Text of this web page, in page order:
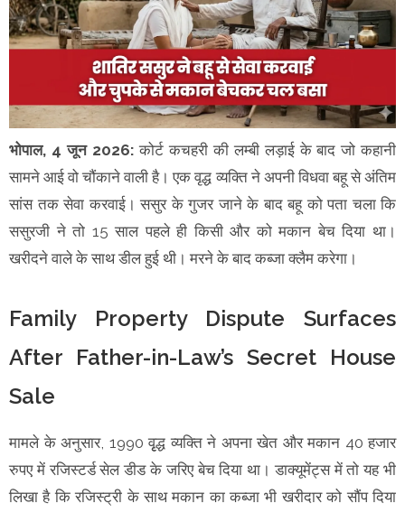
भोपाल, 4 जून 2026:कोर्ट कचहरी की लम्बी लड़ाई के बाद जो कहानी
सामने आई वो चौंकाने वाली है। एक वृद्ध व्यक्ति ने अपनी विधवा बहू से अंतिम
सांस तक सेवा करवाई। ससुर के गुजर जाने के बाद बहू को पता चला कि
ससुरजी ने तो 15 साल पहले ही किसी और को मकान बेच दिया था।
खरीदने वाले के साथ डील हुई थी। मरने के बाद कब्जा क्लैम करेगा।
Family Property Dispute Surfaces
After Father-in-Law’s Secret House
Sale
मामले के अनुसार, 1990 वृृद्ध व्यक्ति ने अपना खेत और मकान 40 हजार
रुपए में रजिस्टर्ड सेल डीड के जरिए बेच दिया था। डाक्यूमेंट्स में तो यह भी
लिखा है कि रजिस्ट्री के साथ मकान का कब्जा भी खरीदार को सौंप दिया